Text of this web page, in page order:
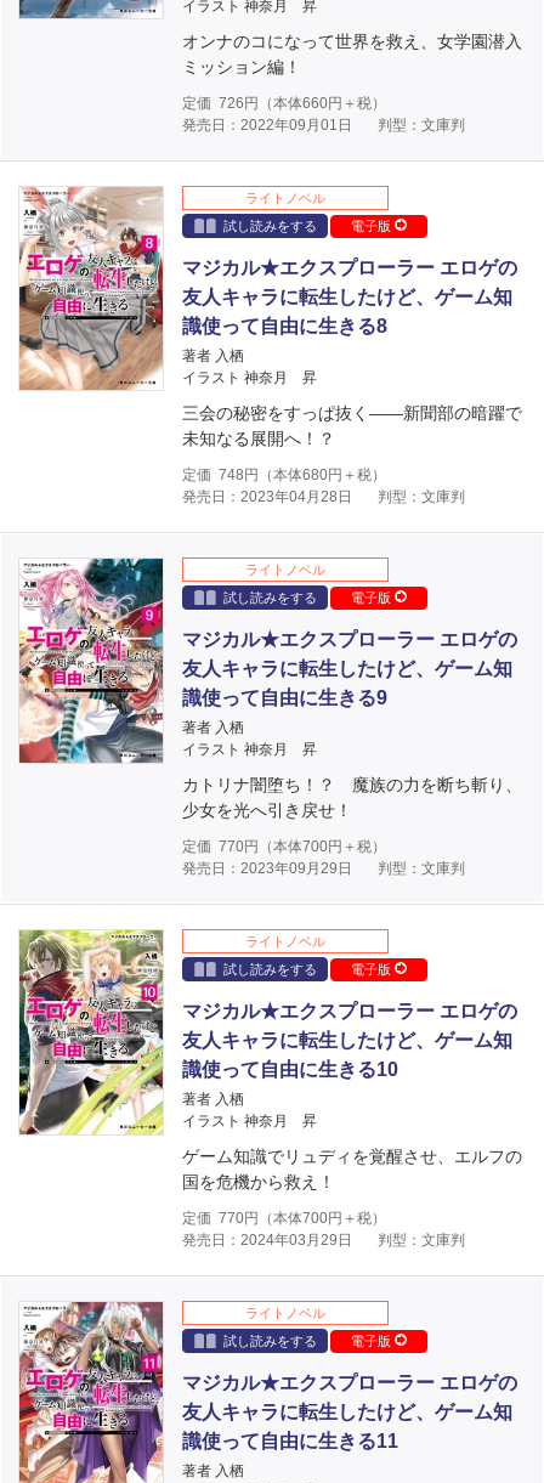
イラスト 神奈月 昇
オンナのコになって世界を救え、女学園潜入
ミッション編！
定価 726 円（本体660円＋税）
発売日：2022年09月01日
判型：文庫判
ライトノベル
試し読みをする
電子版
マジカル★エクスプローラー エロゲの
友人キャラに転生したけど、ゲーム知
識使って自由に生きる8
著者 入栖
イラスト 神奈月 昇
三会の秘密をすっぱ抜く――新聞部の暗躍で
未知なる展開へ！？
定価 748 円（本体680円＋税）
発売日：2023年04月28日
判型：文庫判
ライトノベル
試し読みをする
電子版
マジカル★エクスプローラー エロゲの
友人キャラに転生したけど、ゲーム知
識使って自由に生きる9
著者 入栖
イラスト 神奈月 昇
カトリナ闇堕ち！？ 魔族の力を断ち斬り、
少女を光へ引き戻せ！
定価 770円（本体700円＋税）
発売日：2023年09月29日
判型：文庫判
ライトノベル
試し読みをする
電子版
マジカル★エクスプローラー エロゲの
友人キャラに転生したけど、ゲーム知
識使って自由に生きる10
著者 入栖
イラスト 神奈月 昇
ゲーム知識でリュディを覚醒させ、エルフの
国を危機から救え！
定価 770円（本体700円＋税）
発売日：2024年03月29日
判型：文庫判
ライトノベル
試し読みをする
電子版
マジカル★エクスプローラー エロゲの
友人キャラに転生したけど、ゲーム知
識使って自由に生きる11
著者 入栖